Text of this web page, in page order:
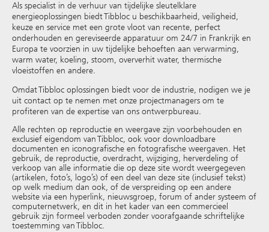
Als specialist in de verhuur van tijdelijke sleutelklare
energieoplossingen biedt Tibbloc u beschikbaarheid, veiligheid,
keuze en service met een grote vloot van recente, perfect
onderhouden en gereviseerde apparatuur om 24/7 in Frankrijk en
Europa te voorzien in uw tijdelijke behoeften aan verwarming,
warm water, koeling, stoom, oververhit water, thermische
vloeistoffen en andere
Omdat Tibbloc oplossingen biedt voor de industrie, nodigen we je
uit contact op te nemen met onze projectmanagers om te
profiteren van de expertise van ons ontwerpbureau.
Alle rechten op reproductie en weergave zijn voorbehouden en
exclusief eigendom van Tibbloc, ook voor downloadbare
documenten en iconografische en fotografische weergaven. Het
gebruik, de reproductie, overdracht, wijziging, herverdeling of
verkoop van alle informatie die op deze site wordt weergegeven
(artikelen, foto’s, logo’s) of een deel van deze site (inclusief tekst)
op welk medium dan ook, of de verspreiding op een andere
website via een hyperlink, nieuwsgroep, forum of ander systeem of
computernetwerk, en dit in het kader van een commercieel
gebruik zijn formeel verboden zonder voorafgaande schriftelijke
toestemming van Tibbloc.